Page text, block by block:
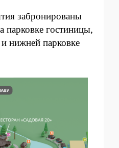
забронированы
парковке гостиницы,
нижней парковке